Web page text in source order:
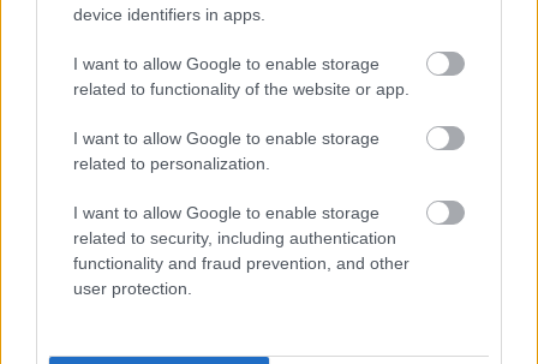
device identifiers in apps.
I want to allow Google to enable storage
related to functionality of the website or app.
I want to allow Google to enable storage
related to personalization.
I want to allow Google to enable storage
related to security, including authentication
functionality and fraud prevention, and other
user protection.
rušivo a začali nám aj zavadzať. Je možné niektoré z
(D. R., Bratislava)
Tieto korene majú takisto svoju dôležitú úlohu, zásobujú
totiž rastlinu vodou a živinami. Určite ste si všimli, že sa
zvyknú zavŕtať aj do substrátu. Ak sa však príliš rozrastú,
môžu aj zavadzať – prenikajú do pohoviek, skriniek či
poličiek. Korene monstery by sa v zásade nikdy nemali